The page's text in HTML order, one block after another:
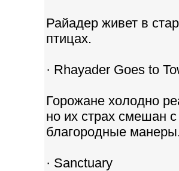
Райадер живет в
птицах.
· Rhayader Goes to
Горожане холодно
но их страх смешан
благородные
· Sanctuary